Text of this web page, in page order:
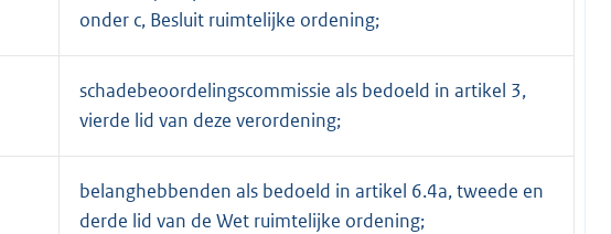
onder c, Besluit ruimtelijke ordening;
schadebeoordelingscommissie als bedoeld in artikel 3,
vierde lid van deze verordening;
belanghebbenden als bedoeld in artikel 6.4a, tweede en
derde lid van de Wet ruimtelijke ordening;